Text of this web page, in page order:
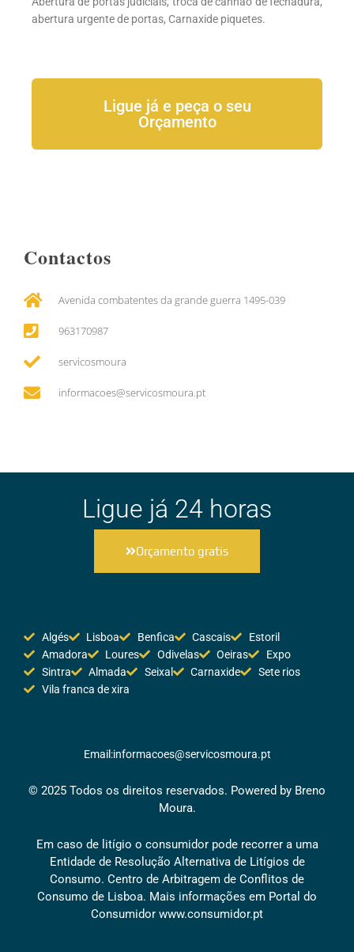
abertura urgente de portas, Carnaxide piquetes.
Ligue já e peça o seu
Orçamento
Contactos
Avenida combatentes da grande guerra 1495-039
963170987
servicosmoura
informacoes@servicosmoura.pt
Ligue já 24 horas
Orçamento gratis
Algés Lisboa Benfica Cascais
Estoril
Amadora
Loures Odivelas Oeiras
Expo
Sintra
Almada Seixal Carnaxide
Sete rios
Vila franca de xira
Email:informacoes@servicosmoura.pt
© 2025 Todos os direitos reservados. Powered by Breno
Moura.
Em caso de litígio o consumidor pode recorrer a uma
Entidade de Resolução Alternativa de Litígios de
Consumo. Centro de Arbitragem de Conflitos de
Consumo de Lisboa. Mais informações em Portal do
Consumidor www.consumidor.pt